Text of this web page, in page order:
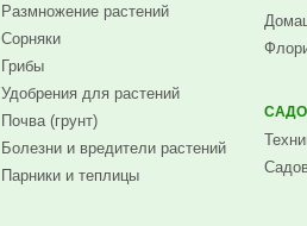
Размножение растений
Сорняки
Грибы
Удобрения для растений
Почва (грунт)
Болезни и вредители растений
Парники и теплицы